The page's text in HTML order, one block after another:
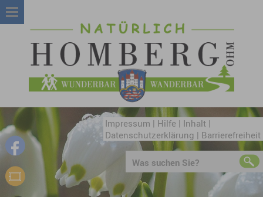
Impressum | Hilfe | Inhalt|
Datenschutzerklärung | Barrierefreiheit
Was suchen Sie?